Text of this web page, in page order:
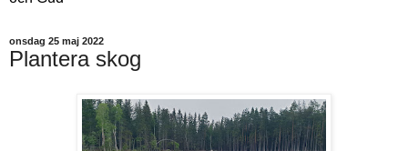
onsdag 25 maj 2022
Plantera skog